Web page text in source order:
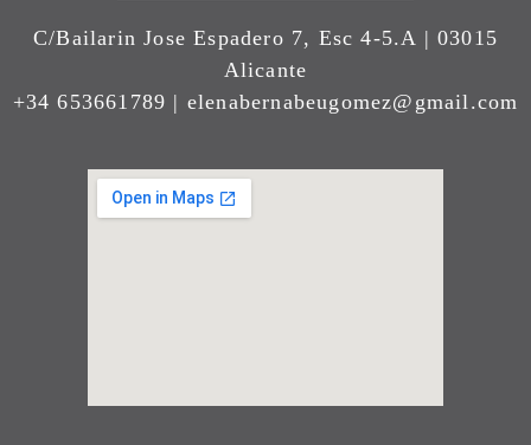
C/Bailarin Jose Espadero 7, Esc 4-5.A | 03015
Alicante
+34 653661789 | elenabernabeugomez@gmail.com